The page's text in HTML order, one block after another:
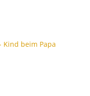
beim Papa